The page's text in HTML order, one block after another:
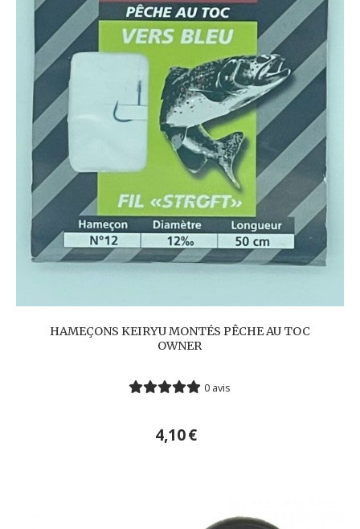
HAMEÇONS KEIRYU MONTÉS PÊCHE AU TOC
OWNER
0 avis
4,10€